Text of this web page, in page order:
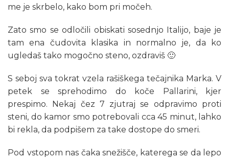
me je skrbelo, kako bom pri močeh.
Zato smo se odločili obiskati sosednjo Italijo, baje je
tam ena čudovita klasika in normalno je, da ko
ugledaš tako mogočno steno, ozdraviš 🙂
S seboj sva tokrat vzela rašiškega tečajnika Marka. V
petek se sprehodimo do koče Pallarini, kjer
prespimo. Nekaj čez 7 zjutraj se odpravimo proti
steni, do kamor smo potrebovali cca 45 minut, lahko
bi rekla, da podpišem za take dostope do smeri.
Pod vstopom nas čaka snežišče, katerega se da lepo